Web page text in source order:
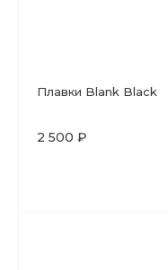
Плавки Blank Black
2 500 ₽